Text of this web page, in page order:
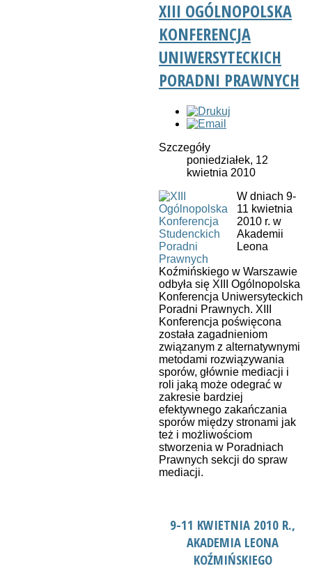
XIII OGÓLNOPOLSKA
KONFERENCJA
UNIWERSYTECKICH
PORADNI PRAWNYCH
Szczegóły
poniedziałek, 12
kwietnia 2010
W dniach 9-
11 kwietnia
2010 r. w
Akademii
Leona
Koźmińskiego w Warszawie
odbyła się XIII Ogólnopolska
Konferencja Uniwersyteckich
Poradni Prawnych. XIII
Konferencja poświęcona
została zagadnieniom
związanym z alternatywnymi
metodami rozwiązywania
sporów, głównie mediacji i
roli jaką może odegrać w
zakresie bardziej
efektywnego zakańczania
sporów między stronami jak
też i możliwościom
stworzenia w Poradniach
Prawnych sekcji do spraw
mediacji.
9-11 KWIETNIA 2010 R.,
AKADEMIA LEONA
KOŹMIŃSKIEGO